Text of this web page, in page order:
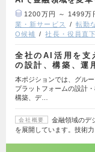
1200万円 ～ 1499万
業・新サービス
転勤
O候補
社長・役員直下
全社のAI活用を支
の設計、構築、運
本ポジションでは、グル
プラットフォームの設計
構築、デ…
会社概要
金融領域のデ
を展開しています。技術